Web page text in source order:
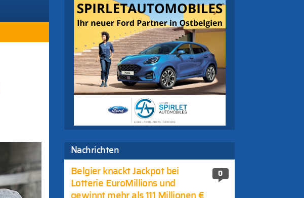
Nachrichten
0
Belgier knackt Jackpot bei
Lotterie EuroMillions und
gewinnt mehr als 111 Millionen €